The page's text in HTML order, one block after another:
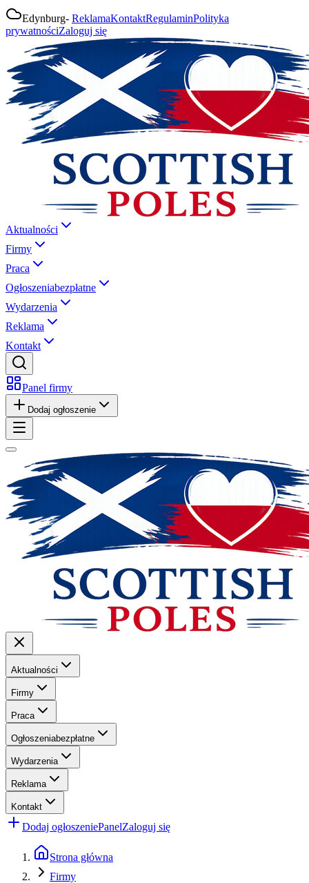
Edynburg- ReklamaKontaktRegulaminPolityka
prywatnościZaloguj się
Aktualności
Firmy
Praca
Ogłoszeniabezpłatne
Wydarzenia
Reklama
Kontakt
Panel firmy
Dodaj ogłoszenie
Aktualności
Firmy
Praca
Ogłoszeniabezpłatne
Wydarzenia
Reklama
Kontakt
Dodaj ogłoszeniePanelZaloguj się
Strona główna
Firmy